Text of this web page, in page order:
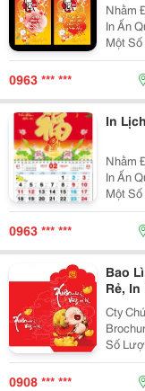
Nhằm
In Ấn
Một Số Dịch
B
Túi
0963 *** ***
In
Nhằm
In Ấn
Một Số Dịch
B
Túi
0963 *** ***
Bao
Rẻ,
Cty
Brochure,
Số Lượng Lớn +Nhận
+Túi Quà Tặng Tết
Lòng
0908 *** ***